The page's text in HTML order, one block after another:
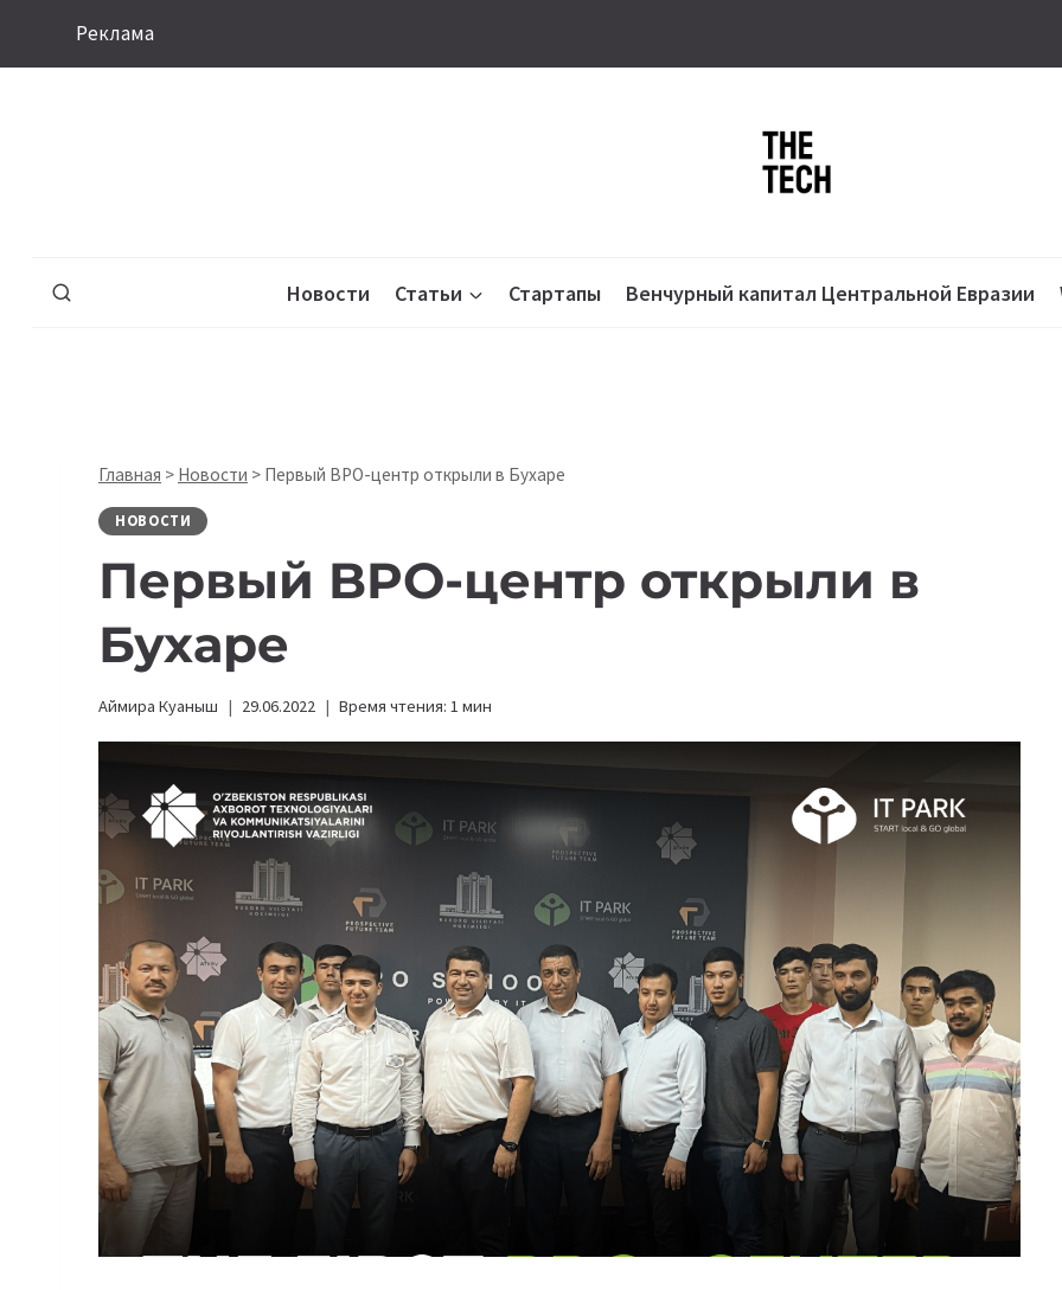
Реклама
Новости Статьи Стартапы Венчурный капитал Центральной Евразии
Главная > Новости > Первый BPO-центр открыли в Бухаре
НОВОСТИ
Первый BPO-центр открыли в
Бухаре
Аймира Куаныш 29.06.2022 Время чтения: 1 мин